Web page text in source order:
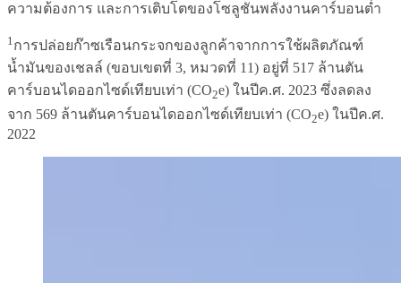
ความต้องการ และการเติบโตของโซลูชันพลังงานคาร์บอนต่ำ
1การปล่อยก๊าซเรือนกระจกของลูกค้าจากการใช้ผลิตภัณฑ์
น้ำมันของเชลล์ (ขอบเขตที่ 3, หมวดที่ 11) อยู่ที่ 517 ล้านตัน
คาร์บอนไดออกไซด์เทียบเท่า (CO2e) ในปีค.ศ. 2023 ซึ่งลดลง
จาก 569 ล้านตันคาร์บอนไดออกไซด์เทียบเท่า (CO2e) ในปีค.ศ.
2022